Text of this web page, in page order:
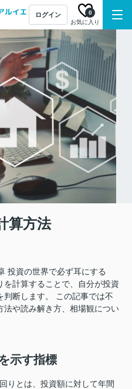
ログイン
お気に入り
0
算方法
投資の世界で必ず耳にする
を計算することで、自分が投資
断します。 この記事では不
や読み解き方、相場観につい
示す指標
りとは、投資額に対して年間